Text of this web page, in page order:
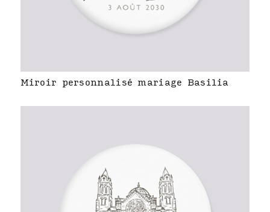
Miroir personnalisé mariage Basilia